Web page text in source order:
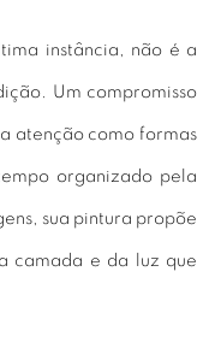
instância, não é a
Um compromisso
atenção como formas
organizado pela
sua pintura propõe
camada e da luz que